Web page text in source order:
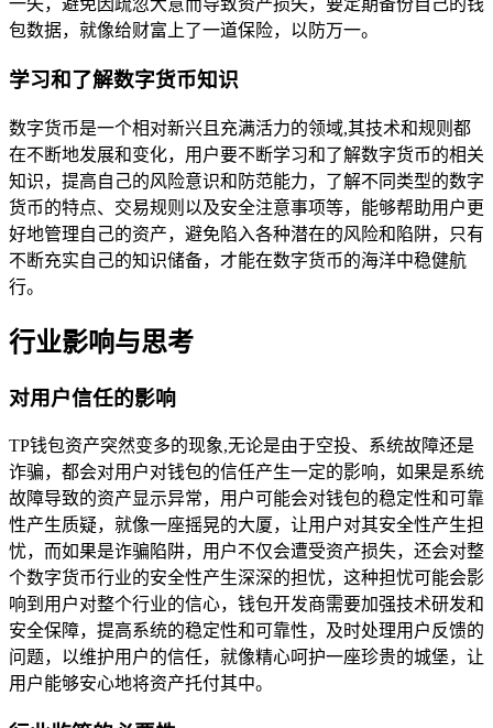
一失，避免因疏忽大意而导致资产损失，要定期备份自己的钱
包数据，就像给财富上了一道保险，以防万一。
学习和了解数字货币知识
数字货币是一个相对新兴且充满活力的领域,其技术和规则都
在不断地发展和变化，用户要不断学习和了解数字货币的相关
知识，提高自己的风险意识和防范能力，了解不同类型的数字
货币的特点、交易规则以及安全注意事项等，能够帮助用户更
好地管理自己的资产，避免陷入各种潜在的风险和陷阱，只有
不断充实自己的知识储备，才能在数字货币的海洋中稳健航
行。
行业影响与思考
对用户信任的影响
TP钱包资产突然变多的现象,无论是由于空投、系统故障还是
诈骗，都会对用户对钱包的信任产生一定的影响，如果是系统
故障导致的资产显示异常，用户可能会对钱包的稳定性和可靠
性产生质疑，就像一座摇晃的大厦，让用户对其安全性产生担
忧，而如果是诈骗陷阱，用户不仅会遭受资产损失，还会对整
个数字货币行业的安全性产生深深的担忧，这种担忧可能会影
响到用户对整个行业的信心，钱包开发商需要加强技术研发和
安全保障，提高系统的稳定性和可靠性，及时处理用户反馈的
问题，以维护用户的信任，就像精心呵护一座珍贵的城堡，让
用户能够安心地将资产托付其中。